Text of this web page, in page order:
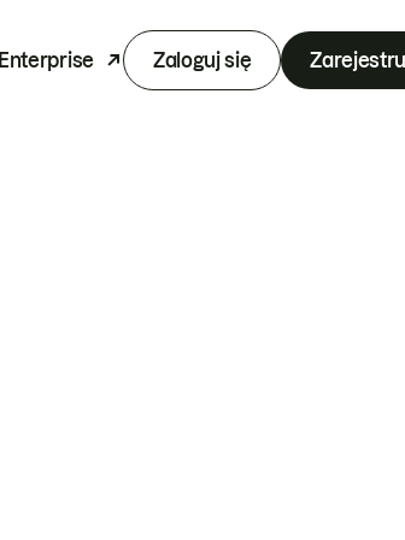
Enterprise Zaloguj się